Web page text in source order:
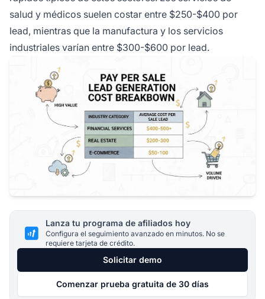
salud y médicos suelen costar entre $250-$400 por
lead, mientras que la manufactura y los servicios
industriales varían entre $300-$600 por lead.
Lanza tu programa de afiliados hoy
Configura el seguimiento avanzado en minutos. No se
requiere tarjeta de crédito.
Solicitar demo
Comenzar prueba gratuita de 30 días